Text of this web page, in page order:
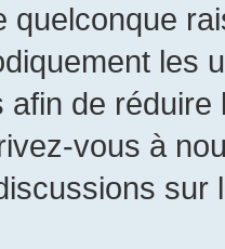
quelconque
les
afin de
vous à
sur